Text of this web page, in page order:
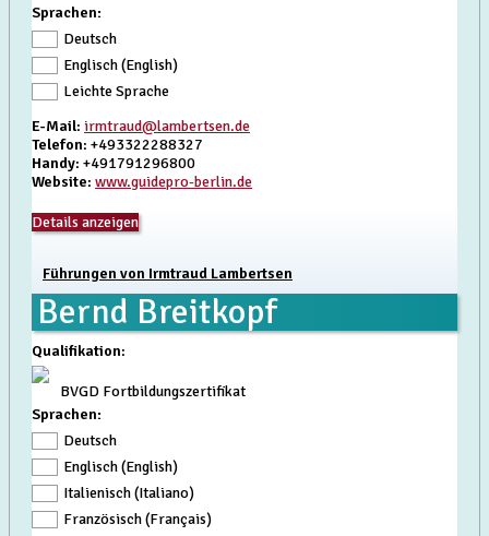
Sprachen:
Deutsch
Englisch (English)
Leichte Sprache
E-Mail: irmtraud@lambertsen.de
Telefon: +493322288327
Handy: +491791296800
Website: www.guidepro-berlin.de
Details anzeigen
Führungen von Irmtraud Lambertsen
Bernd Breitkopf
Qualifikation:
BVGD Fortbildungszertifikat
Sprachen:
Deutsch
Englisch (English)
Italienisch (Italiano)
Französisch (Français)